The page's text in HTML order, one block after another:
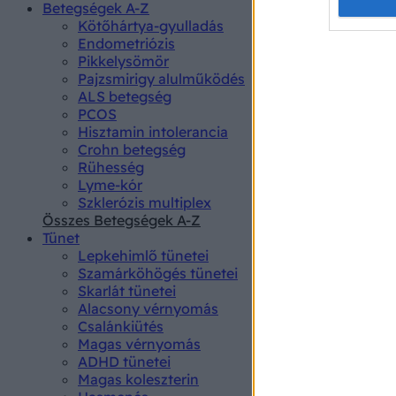
Betegségek A-Z
Kötőhártya-gyulladás
Endometriózis
Pikkelysömör
Pajzsmirigy alulműködés
ALS betegség
PCOS
Hisztamin intolerancia
Crohn betegség
Rühesség
Lyme-kór
Szklerózis multiplex
Összes Betegségek A-Z
Tünet
Lepkehimlő tünetei
Szamárköhögés tünetei
Skarlát tünetei
Alacsony vérnyomás
Csalánkiütés
Magas vérnyomás
ADHD tünetei
Magas koleszterin